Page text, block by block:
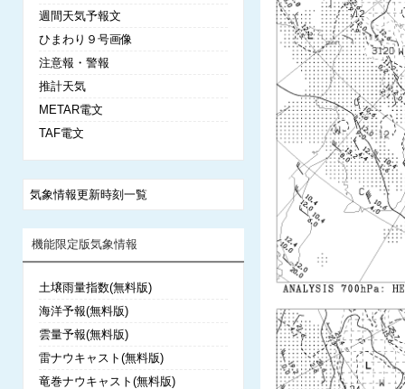
週間天気予報文
ひまわり９号画像
注意報・警報
推計天気
METAR電文
TAF電文
気象情報更新時刻一覧
機能限定版気象情報
土壌雨量指数(無料版)
海洋予報(無料版)
雲量予報(無料版)
雷ナウキャスト(無料版)
竜巻ナウキャスト(無料版)